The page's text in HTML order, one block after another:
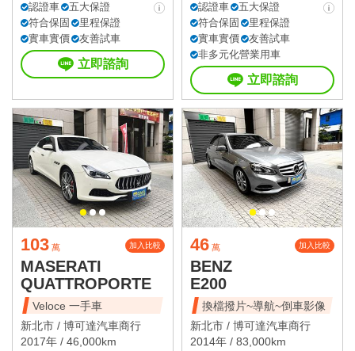
認證車
五大保證
符合保固
里程保證
實車實價
友善試車
立即諮詢
認證車
五大保證
符合保固
里程保證
實車實價
友善試車
非多元化營業用車
立即諮詢
103 萬 加入比較
MASERATI
QUATTROPORTE
Veloce 一手車
新北市 / 博可達汽車商行
2017年 / 46,000km
46 萬 加入比較
BENZ
E200
換檔撥片~導航~倒車影像
新北市 / 博可達汽車商行
2014年 / 83,000km